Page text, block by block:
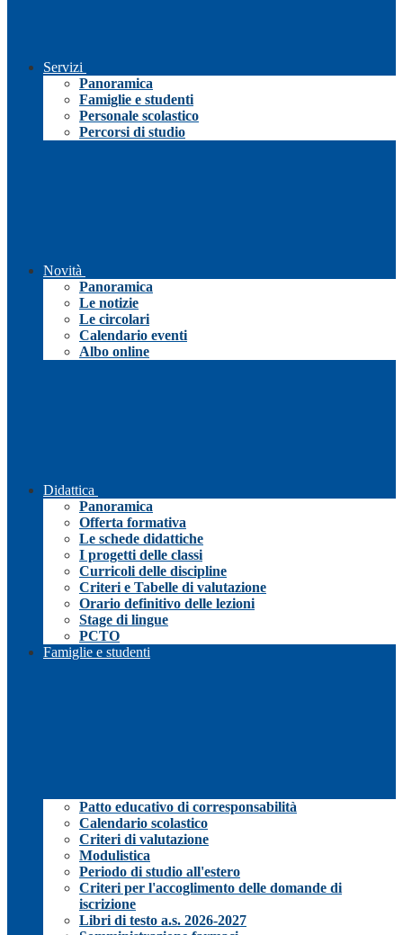
Servizi
Panoramica
Famiglie e studenti
Personale scolastico
Percorsi di studio
Novità
Panoramica
Le notizie
Le circolari
Calendario eventi
Albo online
Didattica
Panoramica
Offerta formativa
Le schede didattiche
I progetti delle classi
Curricoli delle discipline
Criteri e Tabelle di valutazione
Orario definitivo delle lezioni
Stage di lingue
PCTO
Famiglie e studenti
Patto educativo di corresponsabilità
Calendario scolastico
Criteri di valutazione
Modulistica
Periodo di studio all'estero
Criteri per l'accoglimento delle domande di
iscrizione
Libri di testo a.s. 2026-2027